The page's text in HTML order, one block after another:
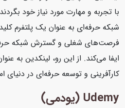
با تجربه و مهارت مورد نیاز خود بگردند
شبکه حرفه‌ای به عنوان یک پلتفرم
فرصت‌های شغلی و گسترش شبکه
ایفا می‌کند. از این رو، لینکدین به
کارآفرینی و توسعه حرفه‌ای در دنیای
Udemy (یودمی)